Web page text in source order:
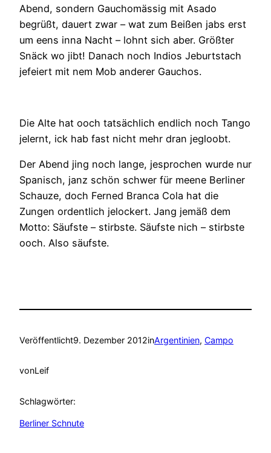
Abend, sondern Gauchomässig mit Asado
begrüßt, dauert zwar – wat zum Beißen jabs erst
um eens inna Nacht – lohnt sich aber. Größter
Snäck wo jibt! Danach noch Indios Jeburtstach
jefeiert mit nem Mob anderer Gauchos.
Die Alte hat ooch tatsächlich endlich noch Tango
jelernt, ick hab fast nicht mehr dran jegloobt.
Der Abend jing noch lange, jesprochen wurde nur
Spanisch, janz schön schwer für meene Berliner
Schauze, doch Ferned Branca Cola hat die
Zungen ordentlich jelockert. Jang jemäß dem
Motto: Säufste – stirbste. Säufste nich – stirbste
ooch. Also säufste.
Veröffentlicht9. Dezember 2012inArgentinien, Campo
vonLeif
Schlagwörter:
Berliner Schnute